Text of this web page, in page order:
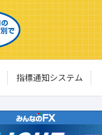
指標通知システム